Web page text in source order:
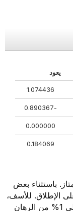
يعود
1.074436
0.000000
0.184069
باستثناء بعض
الإطلاق. للأسف،
وكما هو مذكور في القواعد، يقتصر التأمين على 1% من الرهان